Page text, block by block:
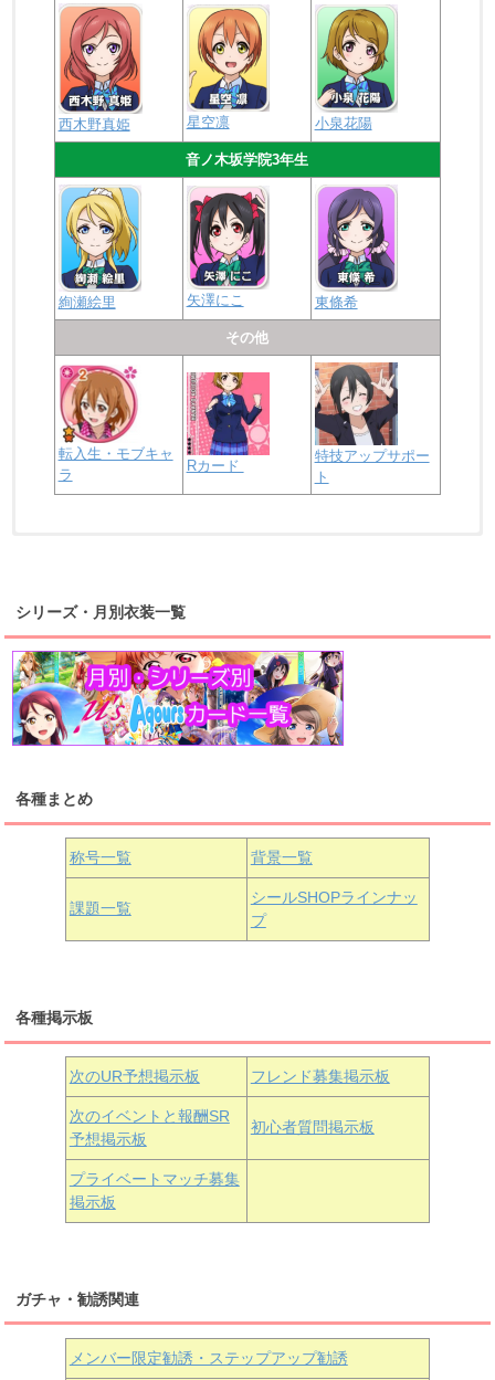
西木野真姫 星空凛 小泉花陽
音ノ木坂学院3年生
絢瀬絵里 矢澤にこ 東條希
その他
転入生・モブキャ
ラ
Rカード
特技アップサポー
ト
桜内梨子 高海千歌 渡辺曜
浦の星女学院1年生
津島善子 黒澤ルビィ
浦の星女学院3年生
黒澤ダイヤ
上原歩夢 宮下愛 優木せつ菜
虹ヶ咲学園1年生
中須かすみ 天王寺璃奈
朝香果林 近江彼方 エマ・ヴェルデ
シリーズ・月別衣装一覧
各種まとめ
称号一覧 背景一覧
課題一覧
シールSHOPラインナッ
プ
各種掲示板
次のUR予想掲示板 フレンド募集掲示板
次のイベントと報酬SR
予想掲示板
初心者質問掲示板
プライベートマッチ募集
掲示板
ガチャ・勧誘関連
メンバー限定勧誘・ステップアップ勧誘